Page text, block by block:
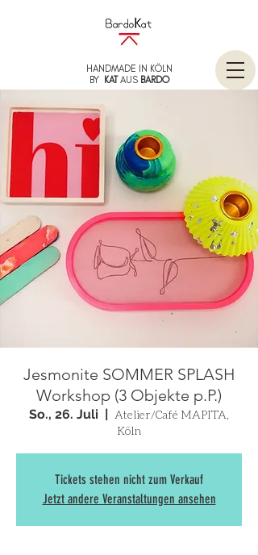
HANDMADE IN KÖLN
BY KATAUS BARDO
Jesmonite SOMMER SPLASH
Workshop (3 Objekte p.P.)
So., 26. Juli
  |
Atelier/Café MAPITA,
Köln
Tickets stehen nicht zum Verkauf
Jetzt andere Veranstaltungen ansehen